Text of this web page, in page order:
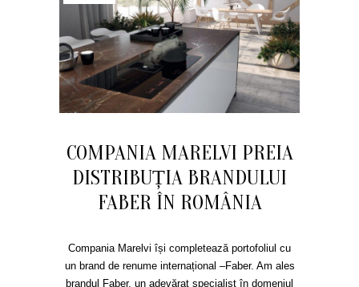
COMPANIA MARELVI PREIA
DISTRIBUȚIA BRANDULUI
FABER ÎN ROMÂNIA
Compania Marelvi își completează portofoliul cu
un brand de renume internațional –Faber. Am ales
brandul Faber, un adevărat specialist în domeniul